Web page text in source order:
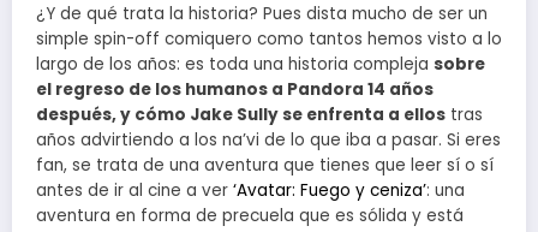
¿Y de qué trata la historia? Pues dista mucho de ser un
simple spin-off comiquero como tantos hemos visto a lo
largo de los años: es toda una historia compleja sobre
el regreso de los humanos a Pandora 14 años
después, y cómo Jake Sully se enfrenta a ellos tras
años advirtiendo a los na’vi de lo que iba a pasar. Si eres
fan, se trata de una aventura que tienes que leer sí o sí
antes de ir al cine a ver ‘Avatar: Fuego y ceniza’: una
aventura en forma de precuela que es sólida y está